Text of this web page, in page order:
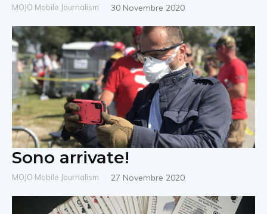
MOJO Mobile Journalism 30 Novembre 2020
Sono arrivate!
MOJO Mobile Journalism 27 Novembre 2020